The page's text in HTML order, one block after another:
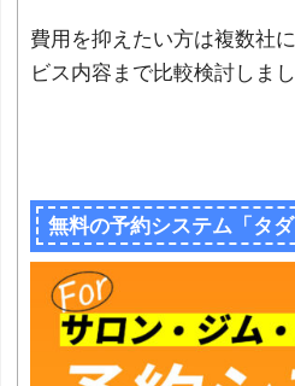
費用を抑えたい方は複数社
ビス内容まで比較検討しまし
無料の予約システム「タダ